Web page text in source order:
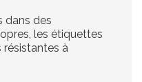
dans des
les étiquettes
à